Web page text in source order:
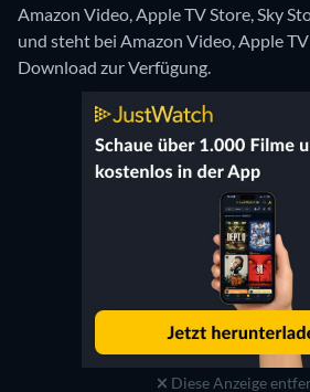
Amazon Video, Apple TV Store, Sky
und steht bei Amazon Video, Apple
Download zur Verfügung.
Diese Anzeige